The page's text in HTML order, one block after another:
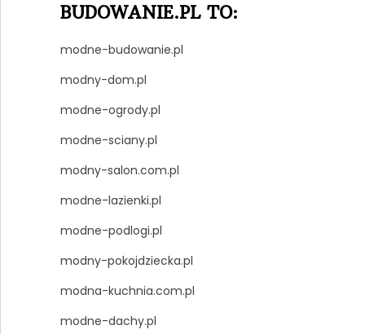
BUDOWANIE.PL TO:
modne-budowanie.pl
modny-dom.pl
modne-ogrody.pl
modne-sciany.pl
modny-salon.com.pl
modne-lazienki.pl
modne-podlogi.pl
modny-pokojdziecka.pl
modna-kuchnia.com.pl
modne-dachy.pl